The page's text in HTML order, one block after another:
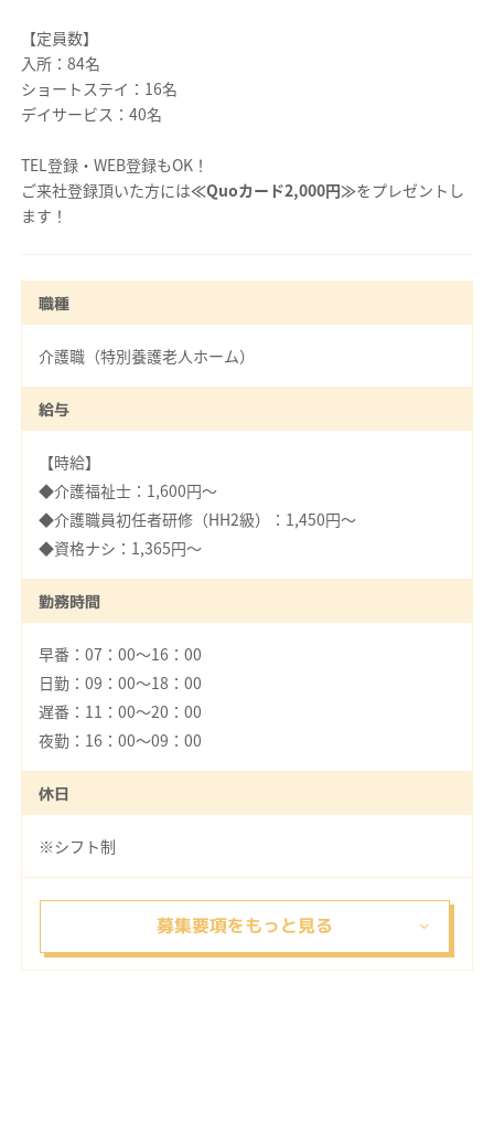
【定員数】
入所：84名
ショートステイ：16名
デイサービス：40名
TEL登録・WEB登録もOK！
ご来社登録頂いた方には≪Quoカード2,000円≫をプレゼントし
ます！
職種
介護職（特別養護老人ホーム）
給与
【時給】
◆介護福祉士：1,600円～
◆介護職員初任者研修（HH2級）：1,450円～
◆資格ナシ：1,365円～
勤務時間
早番：07：00～16：00
日勤：09：00～18：00
遅番：11：00～20：00
夜勤：16：00～09：00
休日
※シフト制